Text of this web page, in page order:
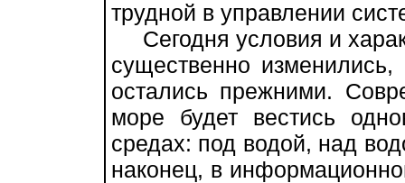
трудной в управлении
Сегодня условия и
существенно
остались прежними.
море будет вестись
средах: под водой, над
наконец, в